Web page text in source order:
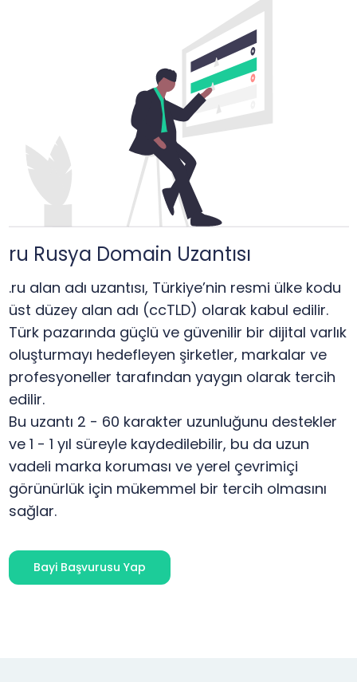
ru Rusya Domain Uzantısı
.ru alan adı uzantısı, Türkiye’nin resmi ülke kodu
üst düzey alan adı (ccTLD) olarak kabul edilir.
Türk pazarında güçlü ve güvenilir bir dijital varlık
oluşturmayı hedefleyen şirketler, markalar ve
profesyoneller tarafından yaygın olarak tercih
edilir.
Bu uzantı 2 - 60 karakter uzunluğunu destekler
ve 1 - 1 yıl süreyle kaydedilebilir, bu da uzun
vadeli marka koruması ve yerel çevrimiçi
görünürlük için mükemmel bir tercih olmasını
sağlar.
Bayi Başvurusu Yap